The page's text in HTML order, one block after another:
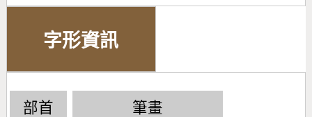
字形資訊
部首 筆畫